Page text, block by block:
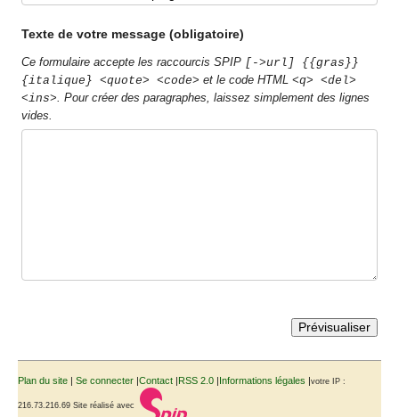
Texte de votre message (obligatoire)
Ce formulaire accepte les raccourcis SPIP [->url] {{gras}}
{italique} <quote> <code> et le code HTML<q> <del>
<ins> . Pour créer des paragraphes, laissez simplement des lignes
vides.
Plan du site Se connecter Contact RSS 2.0 Informations légales votre IP :
216.73.216.69 Site réalisé avec